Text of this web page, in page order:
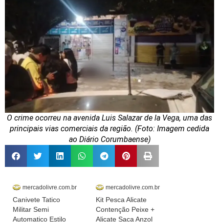
O crime ocorreu na avenida Luis Salazar de la Vega, uma das
principais vias comerciais da região. (Foto: Imagem cedida
ao Diário Corumbaense)
mercadolivre.com.br
Canivete Tatico
Militar Semi
Automatico Estilo
mercadolivre.com.br
Kit Pesca Alicate
Contenção Peixe +
Alicate Saca Anzol